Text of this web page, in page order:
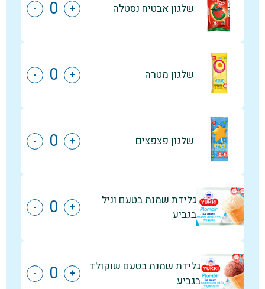
שלגון אבטיח נסטלה +
-
שלגון מטרה +
-
שלגון פצפצים +
-
גלידת שמנת בטעם וניל
בגביע
+
-
גלידת שמנת בטעם שוקולד
בגביע
+
-